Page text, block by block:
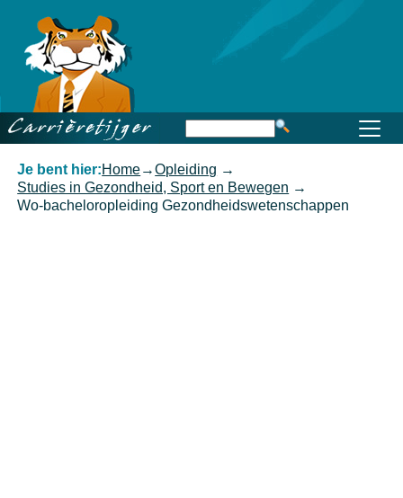
Je bent hier:Home→Opleiding →
Studies in Gezondheid, Sport en Bewegen →
Wo-bacheloropleiding Gezondheidswetenschappen